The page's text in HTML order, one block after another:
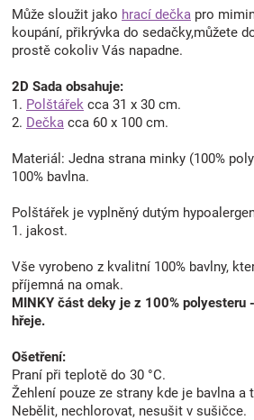
Může sloužit jako hrací dečka pro
koupání, přikrývka do sedačky,můžete
prostě cokoliv Vás napadne.
2D Sada obsahuje:
1. Polštářek cca 31 x 30 cm.
2. Dečka cca 60 x 100 cm.
Materiál: Jedna strana minky (100%
100% bavlna.
Polštářek je vyplněný dutým
1. jakost.
Vše vyrobeno z kvalitní 100% bavlny,
příjemná na omak.
MINKY část deky je z 100% polyesteru
hřeje.
Ošetření:
Praní při teplotě do 30 °C.
Žehlení pouze ze strany kde je bavlna a
Nebělit, nechlorovat, nesušit v sušičce.